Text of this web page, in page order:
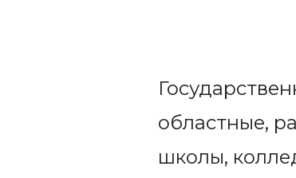
областные,
школы,